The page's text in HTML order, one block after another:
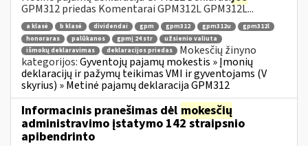
GPM312 priedas Komentarai GPM312L GPM312L...
a klasė b klasė dividendai gpm gpm312 gpm312u
gpm312l
honoraras
palūkanos gpmį 24 str
užsienio valiuta
išmokų deklaravimas
deklaracijos priedas
Mokesčių žinyno
kategorijos:Gyventojų pajamų mokestis » Įmonių
deklaracijų ir pažymų teikimas VMI ir gyventojams (V
skyrius) » Metinė pajamų deklaracija GPM312
Informacinis pranešimas dėl mokesčių
administravimo įstatymo 142 straipsnio
apibendrinto